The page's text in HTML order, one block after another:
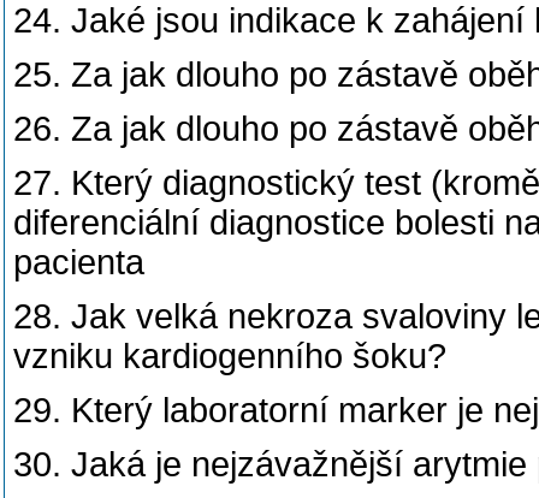
24. Jaké jsou indikace k
25. Za jak dlouho po zástavě
26. Za jak dlouho po zástavě
27. Který diagnostický test
diferenciální diagnostice bolesti
pacienta
28. Jak velká nekroza svaloviny
vzniku kardiogenního šoku?
29. Který laboratorní marker je
30. Jaká je nejzávažnější